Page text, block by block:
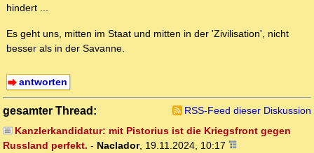
hindert ...
Es geht uns, mitten im Staat und mitten in der 'Zivilisation', nicht
besser als in der Savanne.
antworten
gesamter Thread:
RSS-Feed dieser Diskussion
Kanzlerkandidatur: mit Pistorius ist die Kriegsfront gegen
Russland perfekt. - Naclador, 19.11.2024, 10:17